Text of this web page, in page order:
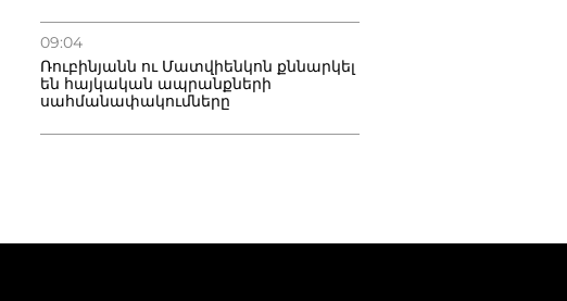
09:04
Ռուբինյանն ու Մատվիենկոն քննարկել
են հայկական ապրանքների
սահմանափակումները